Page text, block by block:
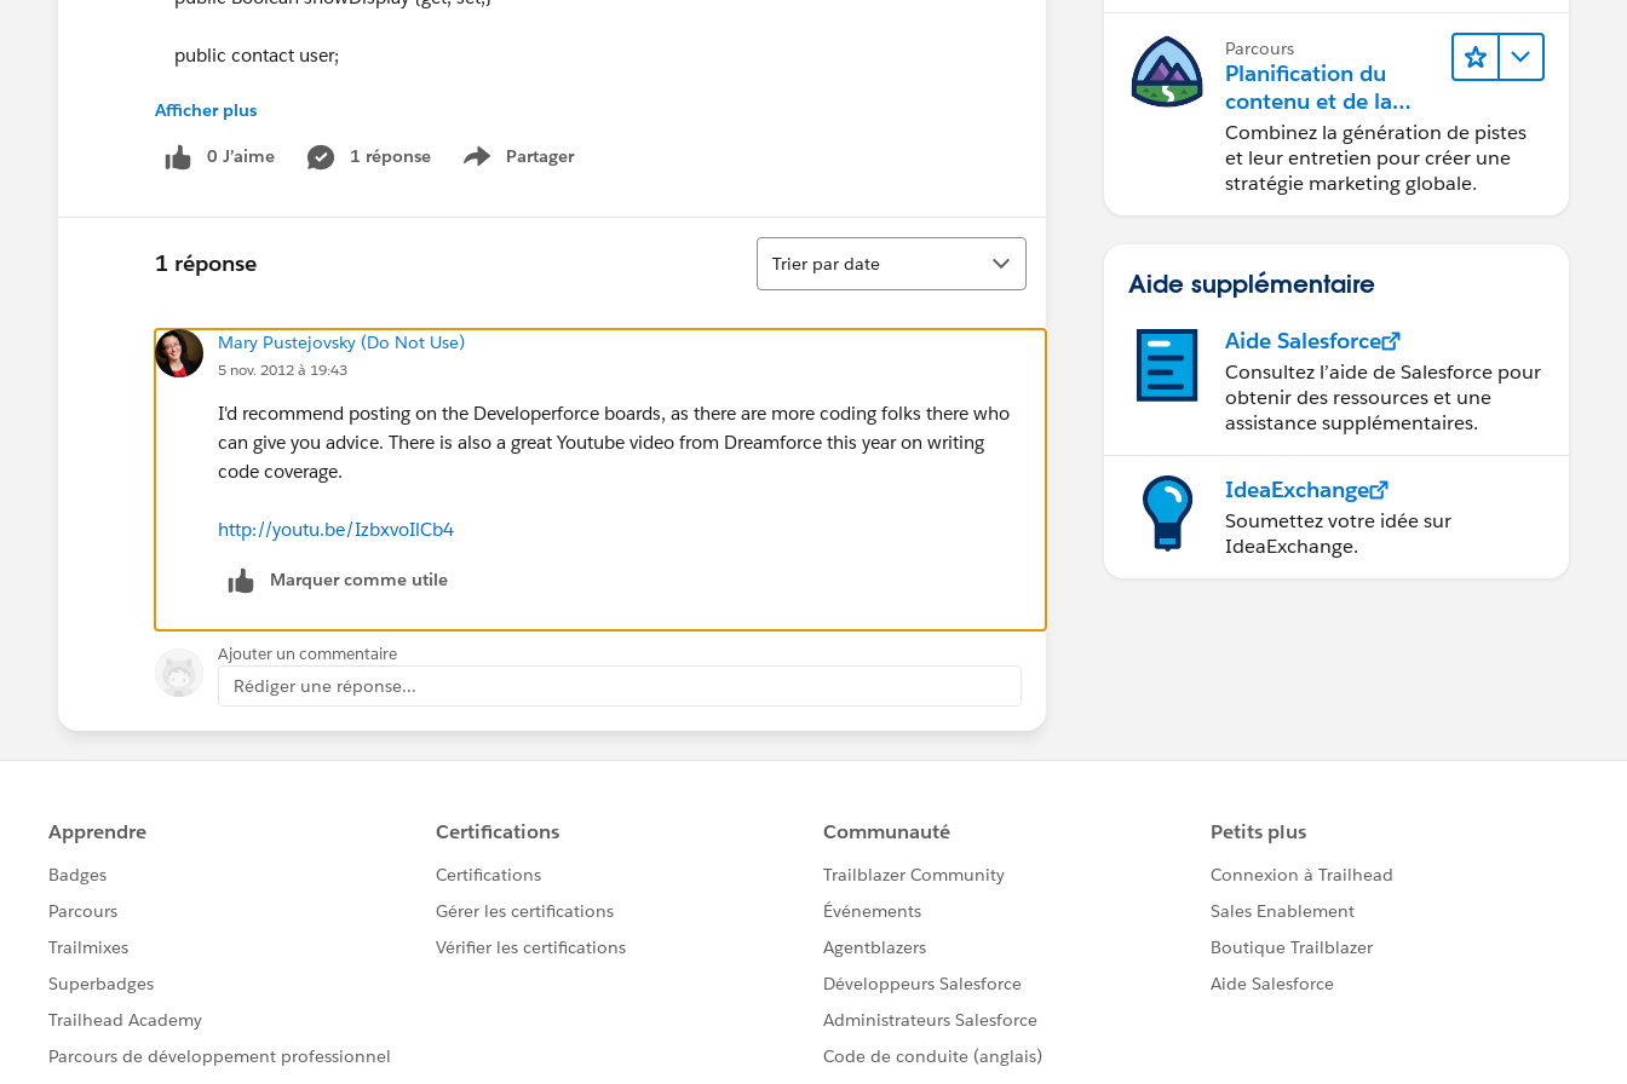
public contact user;
public cls_ForgotPassword(){
public PageReference submit(){
user = [Select id,accountid,email,username__c,password__c from contact where
username__c=:Username limit 1];
acctID=user.accountid;
newPassword =user.password__c;
try{
SendEmail();
Afficher plus
0 J’aime 1 réponse Partager
Show menu
1 réponse
Tri
Trier par date
Mary Pustejovsky (Do Not Use)
5 nov. 2012 à 19:43
I'd recommend posting on the Developerforce boards, as there are more coding folks there who
can give you advice. There is also a great Youtube video from Dreamforce this year on writing
code coverage.
http://youtu.be/IzbxvoIlCb4
Marquer comme utile
Ajouter un commentaire
Rédiger une réponse...
Parcours
Planification du
contenu et de la
stratégie marketing
avec
Marketing Cloud
Account Engagemen
Combinez la génération de pistes
et leur entretien pour créer une
stratégie marketing globale.
Aide supplémentaire
Aide Salesforce
Consultez l’aide de Salesforce pour
obtenir des ressources et une
assistance supplémentaires.
IdeaExchange
Soumettez votre idée sur
IdeaExchange.